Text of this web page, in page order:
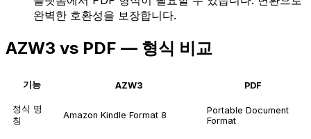
완벽한 호환성을 보장합니다.
AZW3 vs PDF — 형식 비교
기능 AZW3 PDF
정식 명
칭
Amazon Kindle Format 8
Portable Document
Format